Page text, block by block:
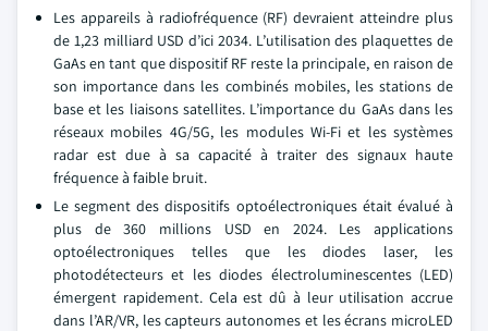
Les appareils à radiofréquence (RF) devraient atteindre plus
de 1,23 milliard USD d’ici 2034. L’utilisation des plaquettes de
GaAs en tant que dispositif RF reste la principale, en raison de
son importance dans les combinés mobiles, les stations de
base et les liaisons satellites. L’importance du GaAs dans les
réseaux mobiles 4G/5G, les modules Wi-Fi et les systèmes
radar est due à sa capacité à traiter des signaux haute
fréquence à faible bruit.
Le segment des dispositifs optoélectroniques était évalué à
plus de 360 millions USD en 2024. Les applications
optoélectroniques telles que les diodes laser, les
photodétecteurs et les diodes électroluminescentes (LED)
émergent rapidement. Cela est dû à leur utilisation accrue
dans l’AR/VR, les capteurs autonomes et les écrans microLED